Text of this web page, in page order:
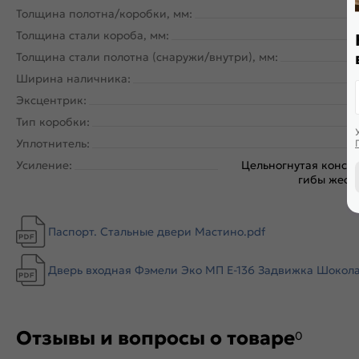
Толщина полотна/коробки, мм:
Толщина стали короба, мм:
Толщина стали полотна (снаружи/внутри), мм:
Ширина наличника:
Эксцентрик:
Тип коробки:
Уплотнитель:
Усиление:
Цельногнутая
гибы
Паспорт. Стальные двери Мастино.pdf
Дверь входная Фэмели Эко МП E-136 Задвижка
Отзывы и вопросы о товаре0